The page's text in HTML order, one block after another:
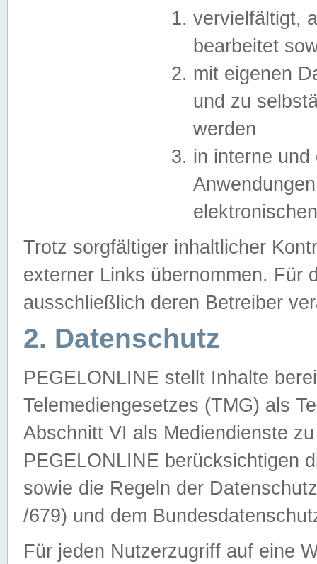
vervielfältigt,
bearbeitet
mit eigenen
und zu
werden
in interne
Trotz sorgfältiger inhaltlicher
externer Links übernommen. Für
ausschließlich deren Betreiber
2. Datenschutz
PEGELONLINE stellt Inhalte
Telemediengesetzes (TMG) als
Abschnitt VI als Mediendienste
PEGELONLINE berücksichtigen
sowie die Regeln der
/679) und dem
Für jeden Nutzerzugriff auf eine